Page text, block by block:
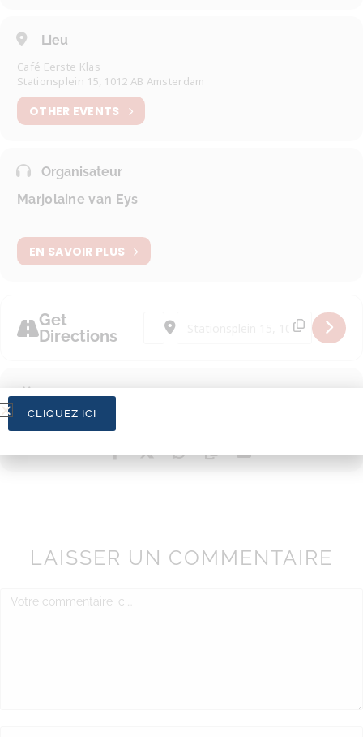
Lieu
Café Eerste Klas
Stationsplein 15, 1012 AB Amsterdam
OTHER EVENTS
Organisateur
Marjolaine van Eys
EN SAVOIR PLUS
Get
Directions
Address - Cocktail de Bienvenue
Destination Address - Cocktail de
CALENDRIER
LAISSER UN COMMENTAIRE
CLIQUEZ ICI